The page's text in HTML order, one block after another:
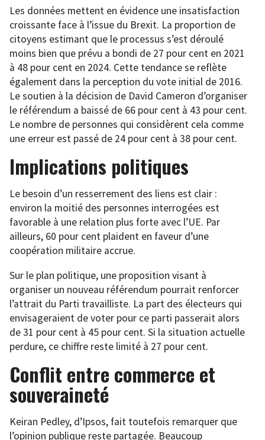
Les données mettent en évidence une insatisfaction
croissante face à l’issue du Brexit. La proportion de
citoyens estimant que le processus s’est déroulé
moins bien que prévu a bondi de 27 pour cent en 2021
à 48 pour cent en 2024. Cette tendance se reflète
également dans la perception du vote initial de 2016.
Le soutien à la décision de David Cameron d’organiser
le référendum a baissé de 66 pour cent à 43 pour cent.
Le nombre de personnes qui considèrent cela comme
une erreur est passé de 24 pour cent à 38 pour cent.
Implications politiques
Le besoin d’un resserrement des liens est clair :
environ la moitié des personnes interrogées est
favorable à une relation plus forte avec l’UE. Par
ailleurs, 60 pour cent plaident en faveur d’une
coopération militaire accrue.
Sur le plan politique, une proposition visant à
organiser un nouveau référendum pourrait renforcer
l’attrait du Parti travailliste. La part des électeurs qui
envisageraient de voter pour ce parti passerait alors
de 31 pour cent à 45 pour cent. Si la situation actuelle
perdure, ce chiffre reste limité à 27 pour cent.
Conflit entre commerce et
souveraineté
Keiran Pedley, d’Ipsos, fait toutefois remarquer que
l’opinion publique reste partagée. Beaucoup